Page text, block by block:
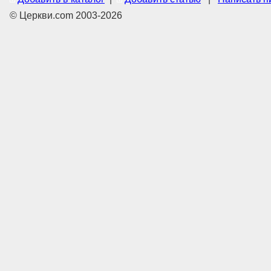
© Церкви.com 2003-2026